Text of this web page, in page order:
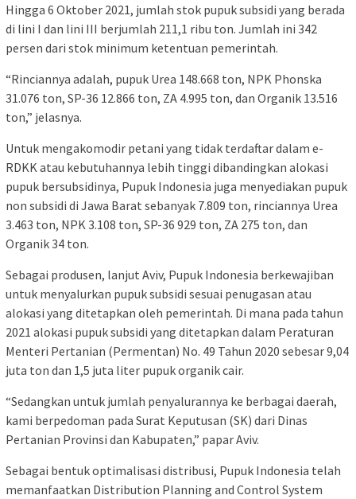
Hingga 6 Oktober 2021, jumlah stok pupuk subsidi yang berada
di lini I dan lini III berjumlah 211,1 ribu ton. Jumlah ini 342
persen dari stok minimum ketentuan pemerintah.
“Rinciannya adalah, pupuk Urea 148.668 ton, NPK Phonska
31.076 ton, SP-36 12.866 ton, ZA 4.995 ton, dan Organik 13.516
ton,” jelasnya.
Untuk mengakomodir petani yang tidak terdaftar dalam e-
RDKK atau kebutuhannya lebih tinggi dibandingkan alokasi
pupuk bersubsidinya, Pupuk Indonesia juga menyediakan pupuk
non subsidi di Jawa Barat sebanyak 7.809 ton, rinciannya Urea
3.463 ton, NPK 3.108 ton, SP-36 929 ton, ZA 275 ton, dan
Organik 34 ton.
Sebagai produsen, lanjut Aviv, Pupuk Indonesia berkewajiban
untuk menyalurkan pupuk subsidi sesuai penugasan atau
alokasi yang ditetapkan oleh pemerintah. Di mana pada tahun
2021 alokasi pupuk subsidi yang ditetapkan dalam Peraturan
Menteri Pertanian (Permentan) No. 49 Tahun 2020 sebesar 9,04
juta ton dan 1,5 juta liter pupuk organik cair.
“Sedangkan untuk jumlah penyalurannya ke berbagai daerah,
kami berpedoman pada Surat Keputusan (SK) dari Dinas
Pertanian Provinsi dan Kabupaten,” papar Aviv.
Sebagai bentuk optimalisasi distribusi, Pupuk Indonesia telah
memanfaatkan Distribution Planning and Control System